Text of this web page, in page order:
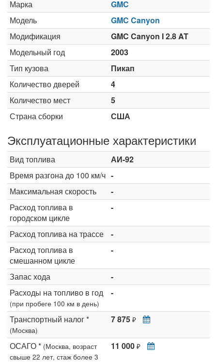
Марка
GMC
Модель
GMC Canyon
Модификация
GMC Canyon I 2.8 AT
Модельный год
2003
Тип кузова
Пикап
Количество дверей
4
Количество мест
5
Страна сборки
США
Эксплуатационные характеристики
Вид топлива
АИ-92
Время разгона до 100 км/ч -
Максимальная скорость
-
Расход топлива в
городском цикле
-
Расход топлива на трассе
-
Расход топлива в
смешанном цикле
-
Запас хода
-
Расходы на топливо в год
(при пробеге 100 км в день)
-
Транспортный налог *
(Москва)
7 875 ₽
ОСАГО * (Москва, возраст
свыше 22 лет, стаж более 3
11 000 ₽